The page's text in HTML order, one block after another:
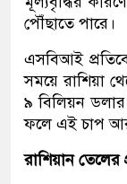
পৌঁছাতে পারে।
এসবিআই
সময়ে রাশিয়া
৯ বিলিয়ন ডলার
ফলে এই চাপ
রাশিয়ান